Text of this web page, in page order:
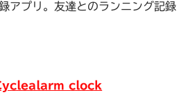
アプリ。友達とのランニング記録
clock